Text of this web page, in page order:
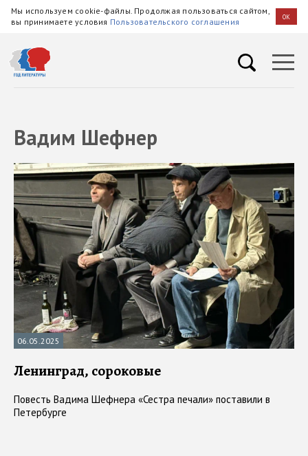
Мы используем cookie-файлы. Продолжая пользоваться сайтом,
вы принимаете условия Пользовательского соглашения OK
Вадим Шефнер
06.05.2025
Ленинград, сороковые
Повесть Вадима Шефнера «Сестра печали» поставили в
Петербурге